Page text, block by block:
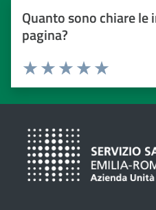
Quanto sono chiare
pagina?
Valuta da 1 a 5 stelle
Valuta 5
Valuta 4 stelle
Valuta 3 stelle su 5
Valuta 2 stelle su 5
Valuta 1 stelle su 5